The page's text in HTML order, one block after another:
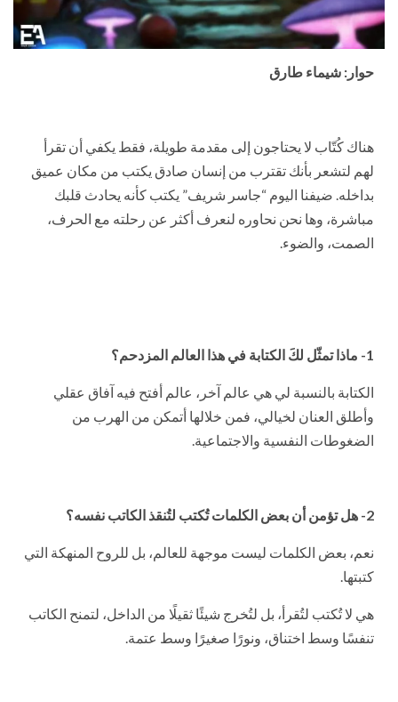
حوار: شيماء طارق
هناك كُتّاب لا يحتاجون إلى مقدمة طويلة، فقط يكفي أن تقرأ
لهم لتشعر بأنك تقترب من إنسان صادق يكتب من مكان عميق
بداخله. ضيفنا اليوم “جاسر شريف” يكتب كأنه يحادث قلبك
مباشرة، وها نحن نحاوره لنعرف أكثر عن رحلته مع الحرف،
الصمت، والضوء.
1- ماذا تمثّل لكَ الكتابة في هذا العالم المزدحم؟
الكتابة بالنسبة لي هي عالم آخر، عالم أفتح فيه آفاق عقلي
وأطلق العنان لخيالي، فمن خلالها أتمكن من الهرب من
الضغوطات النفسية والاجتماعية.
2- هل تؤمن أن بعض الكلمات تُكتب لتُنقذ الكاتب نفسه؟
نعم، بعض الكلمات ليست موجهة للعالم، بل للروح المنهكة التي
كتبتها.
هي لا تُكتب لتُقرأ، بل لتُخرج شيئًا ثقيلًا من الداخل، لتمنح الكاتب
تنفسًا وسط اختناق، ونورًا صغيرًا وسط عتمة.